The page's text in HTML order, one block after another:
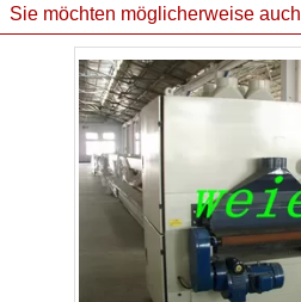
Sie möchten möglicherweise auch